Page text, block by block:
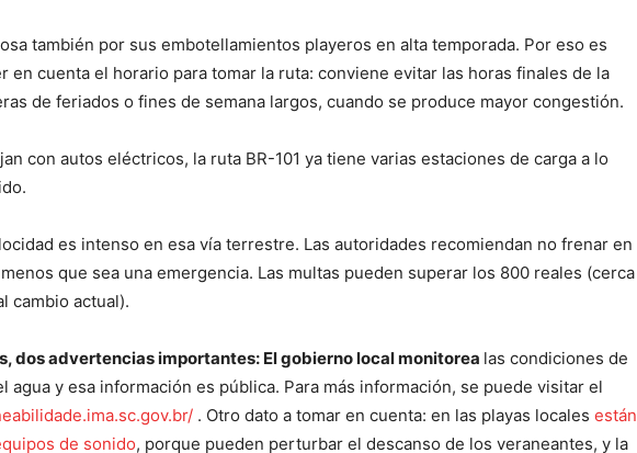
también por sus embotellamientos playeros en alta temporada. Por eso es
en cuenta el horario para tomar la ruta: conviene evitar las horas finales de la
de feriados o fines de semana largos, cuando se produce mayor congestión.
con autos eléctricos, la ruta BR-101 ya tiene varias estaciones de carga a lo
es intenso en esa vía terrestre. Las autoridades recomiendan no frenar en
que sea una emergencia. Las multas pueden superar los 800 reales (cerca
cambio actual).
dos advertencias importantes: El gobierno local monitorea las condiciones de
agua y esa información es pública. Para más información, se puede visitar el
. Otro dato a tomar en cuenta: en las playas locales están
de sonido, porque pueden perturbar el descanso de los veraneantes, y la